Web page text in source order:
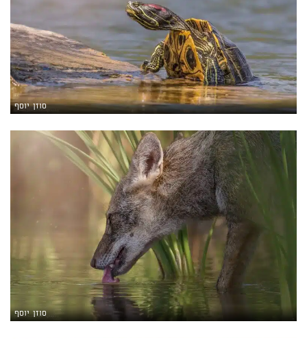
סוזן יוסף
סוזן יוסף